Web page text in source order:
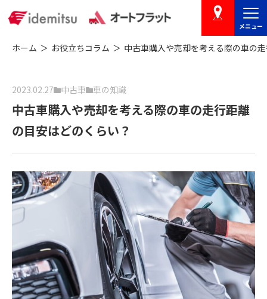
店舗を探す
メニュー
ホーム お役立ちコラム 中古車購入や売却を考える際の車の
2023.02.27 中古車 車の知識
中古車購入や売却を考える際の車の走行距離
の目安はどのくらい？